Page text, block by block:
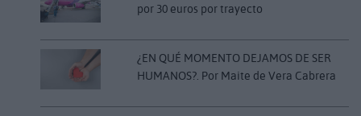
por 30 euros por trayecto
¿EN QUÉ MOMENTO DEJAMOS DE SER
HUMANOS?. Por Maite de Vera Cabrera